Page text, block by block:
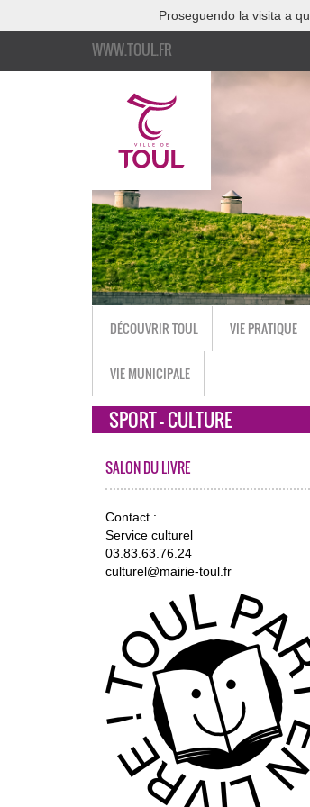
Proseguendo la visita a
WWW.TOUL.FR
DÉCOUVRIR TOUL VIE PRATIQUE
VIE MUNICIPALE
SPORT - CULTURE
SALON DU LIVRE
Contact :
Service culturel
03.83.63.76.24
culturel@mairie-toul.fr